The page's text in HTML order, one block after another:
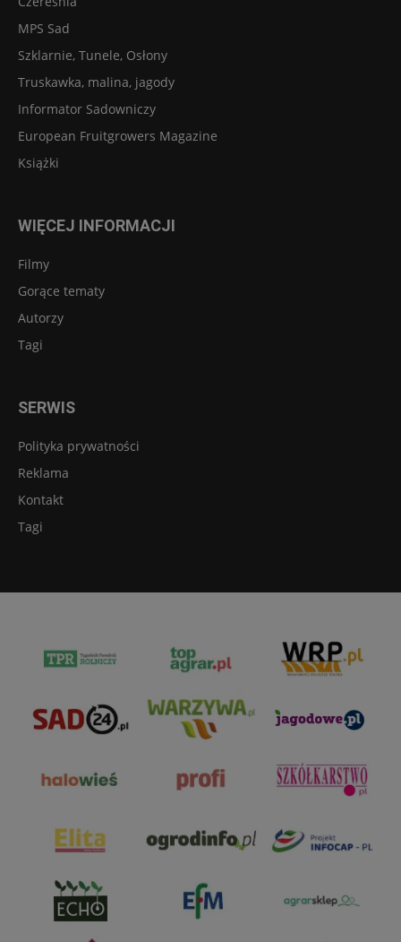
MPS Sad
Szklarnie, Tunele, Osłony
Truskawka, malina, jagody
Informator Sadowniczy
European Fruitgrowers Magazine
Książki
WIĘCEJ INFORMACJI
Filmy
Gorące tematy
Autorzy
Tagi
SERWIS
Polityka prywatności
Reklama
Kontakt
Tagi